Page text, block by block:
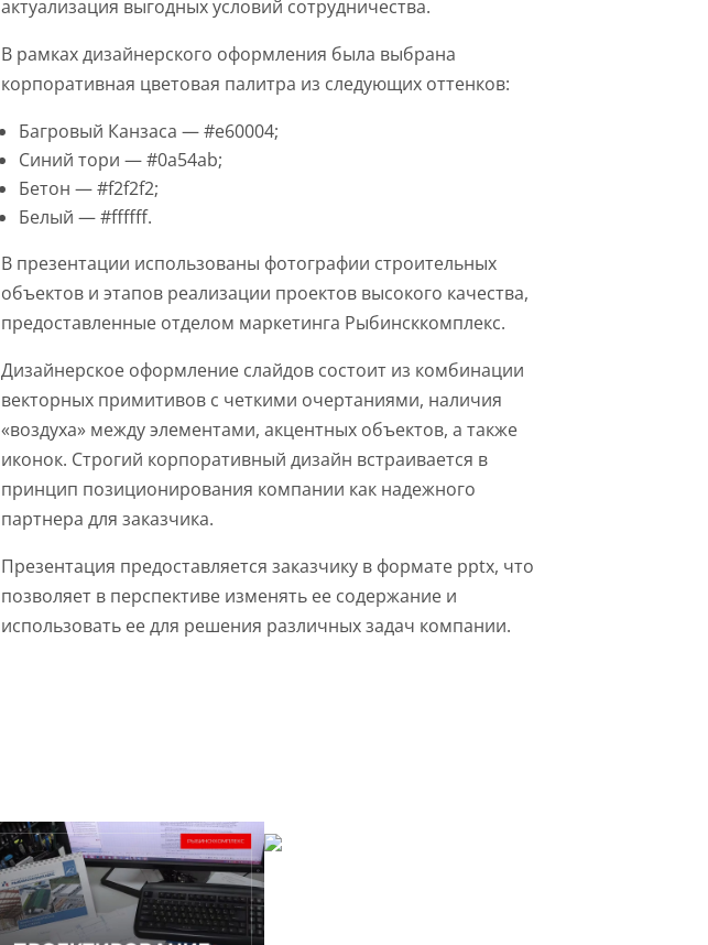
актуализация выгодных условий сотрудничества.
В рамках дизайнерского оформления была выбрана
корпоративная цветовая палитра из следующих оттенков:
Багровый Канзаса — #e60004;
Синий тори — #0a54ab;
Бетон — #f2f2f2;
Белый — #ffffff.
В презентации использованы фотографии строительных
объектов и этапов реализации проектов высокого качества,
предоставленные отделом маркетинга Рыбинсккомплекс.
Дизайнерское оформление слайдов состоит из комбинации
векторных примитивов с четкими очертаниями, наличия
«воздуха» между элементами, акцентных объектов, а также
иконок. Строгий корпоративный дизайн встраивается в
принцип позиционирования компании как надежного
партнера для заказчика.
Презентация предоставляется заказчику в формате pptx, что
позволяет в перспективе изменять ее содержание и
использовать ее для решения различных задач компании.